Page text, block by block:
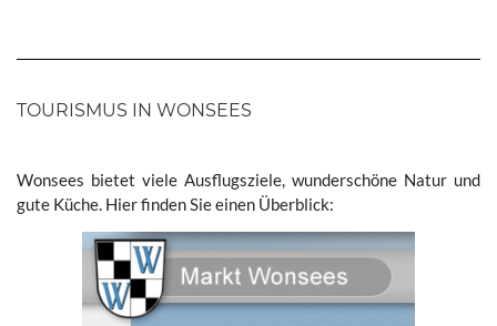
TOURISMUS IN WONSEES
Wonsees bietet viele Ausflugsziele, wunderschöne Natur und
gute Küche. Hier finden Sie einen Überblick: